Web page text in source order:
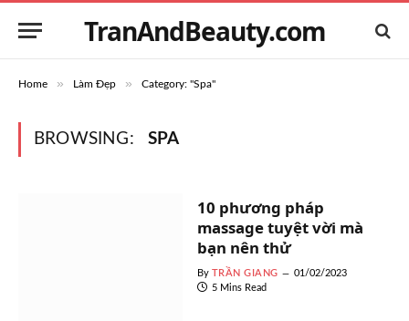
TranAndBeauty.com
Home » Làm Đẹp » Category: "Spa"
BROWSING: SPA
10 phương pháp
massage tuyệt vời mà
bạn nên thử
By TRẦN GIANG
01/02/2023
5 Mins Read